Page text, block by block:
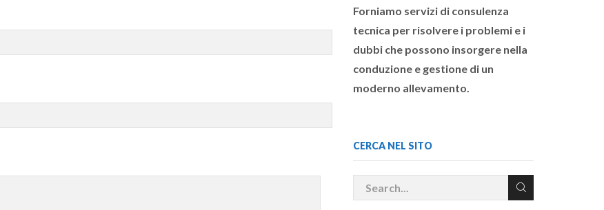
Forniamo servizi di consulenza
tecnica per risolvere i problemi e i
dubbi che possono insorgere nella
conduzione e gestione di un
moderno allevamento.
CERCA NEL SITO